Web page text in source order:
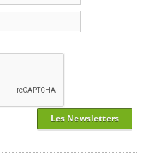
Les Newsletters